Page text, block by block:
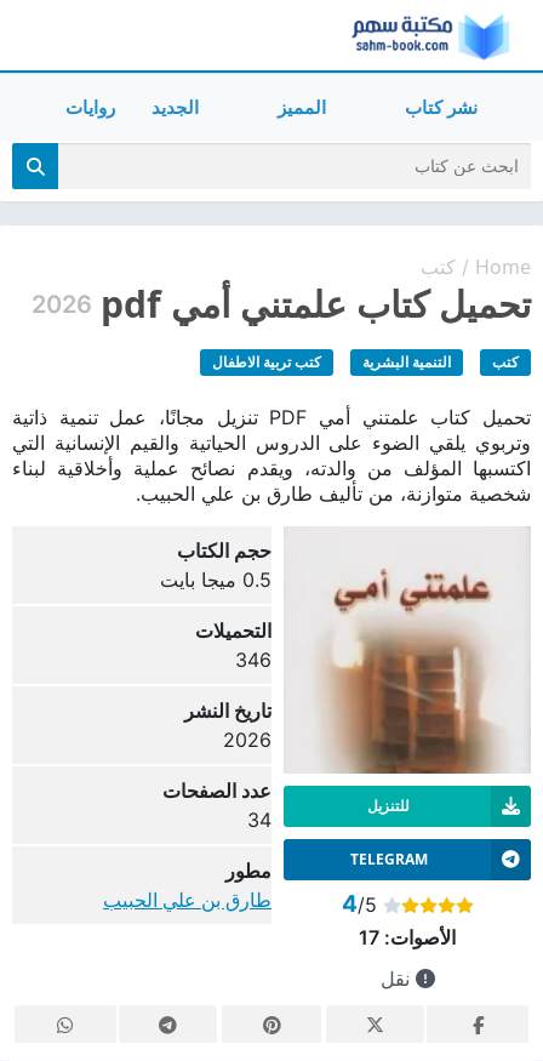
نشر كتاب المميز الجديد روايات
Home
/ كتب
تحميل كتاب علمتني أمي pdf 2026
كتب التنمية البشرية كتب تربية الاطفال
تحميل كتاب علمتني أمي PDF تنزيل مجانًا، عمل تنمية ذاتية
وتربوي يلقي الضوء على الدروس الحياتية والقيم الإنسانية التي
اكتسبها المؤلف من والدته، ويقدم نصائح عملية وأخلاقية لبناء
شخصية متوازنة، من تأليف طارق بن علي الحبيب.
للتنزيل
TELEGRAM
4/5
الأصوات: 17
نقل
حجم الكتاب
0.5 ميجا بايت
التحميلات
346
تاريخ النشر
2026
عدد الصفحات
34
مطور
طارق بن علي الحبيب